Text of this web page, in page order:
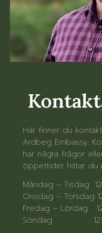
Här finner du
Ardbeg Embassy.
har några frågor
öppettider hittar du
Måndag – Tisdag
Onsdag – Torsdag
Fredag – Lördag
Söndag